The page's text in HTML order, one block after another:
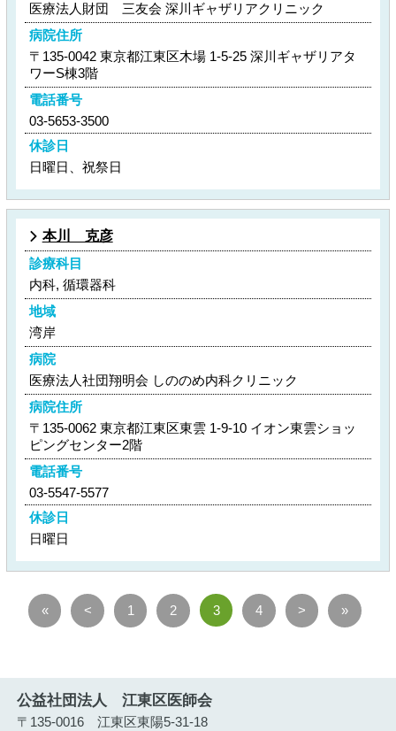
医療法人財団 三友会 深川ギャザリアクリニック
病院住所
〒135-0042 東京都江東区木場 1-5-25 深川ギャザリアタ
ワーS棟3階
電話番号
03-5653-3500
休診日
日曜日、祝祭日
本川 克彦
診療科目
内科, 循環器科
地域
湾岸
病院
医療法人社団翔明会 しののめ内科クリニック
病院住所
〒135-0062 東京都江東区東雲 1-9-10 イオン東雲ショッ
ピングセンター2階
電話番号
03-5547-5577
休診日
日曜日
« < 1 2 3 4 > »
公益社団法人 江東区医師会
〒135-0016 江東区東陽5-31-18